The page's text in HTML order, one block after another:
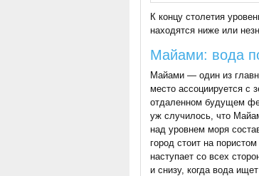
К концу столетия
находятся ниже или
Майами: вода
Майами — один из
место ассоциируется с
отдаленном будущем
уж случилось, что
над уровнем моря
город стоит на
наступает со всех
и снизу, когда вода